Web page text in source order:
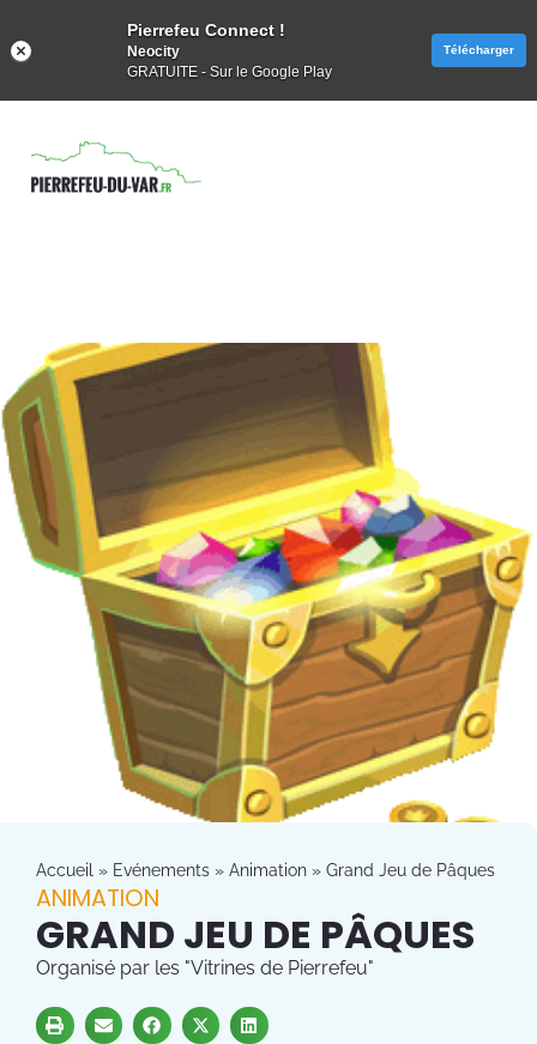
Accueil » Evénements » Animation » Grand Jeu de Pâques
ANIMATION
GRAND JEU DE PÂQUES
Organisé par les "Vitrines de Pierrefeu"
Pierrefeu Connect !
Neocity
GRATUITE - Sur le Google Play
Télécharger